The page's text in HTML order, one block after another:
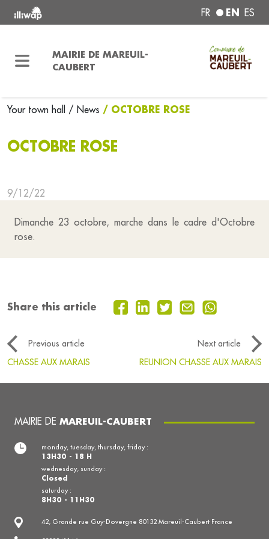
FR EN ES
MAIRIE DE MAREUIL-
CAUBERT
Your town hall / News / OCTOBRE ROSE
OCTOBRE ROSE
9/12/22
Dimanche 23 octobre, marche dans le cadre d'Octobre
rose.
Share this article
Previous article
Next article
CHASSE AUX MARAIS
REUNION CHASSE AUX MARAIS
MAIRIE DE MAREUIL-CAUBERT
42, Grande rue Guy-Dovergne 80132 Mareuil-Caubert France
monday, tuesday, thursday, friday :
13H30 - 18 H
wednesday, sunday :
Closed
saturday :
8H30 - 11H30